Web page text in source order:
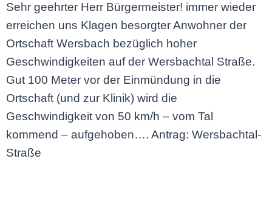
Sehr geehrter Herr Bürgermeister! immer wieder
erreichen uns Klagen besorgter Anwohner der
Ortschaft Wersbach bezüglich hoher
Geschwindigkeiten auf der Wersbachtal Straße.
Gut 100 Meter vor der Einmündung in die
Ortschaft (und zur Klinik) wird die
Geschwindigkeit von 50 km/h – vom Tal
kommend – aufgehoben…. Antrag: Wersbachtal-
Straße